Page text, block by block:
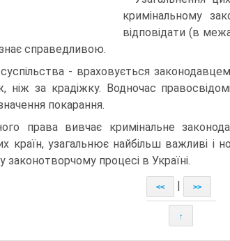
кримінальному
відповідати (в
справедливою.
- враховується
ніж за крадіжку. Водночас
покарання.
права вивчає кримінальне
країн, узагальнює найбільш важливі і
процесі в Україні.
<< >>
↑